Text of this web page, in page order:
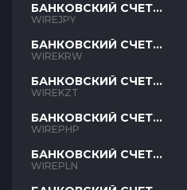
БАНКОВСКИЙ СЧЕТ
JPY
WIREJPY
БАНКОВСКИЙ СЧЕТ
KRW
WIREKRW
БАНКОВСКИЙ СЧЕТ
KZT
WIREKZT
БАНКОВСКИЙ СЧЕТ
PHP
WIREPHP
БАНКОВСКИЙ СЧЕТ
PLN
WIREPLN